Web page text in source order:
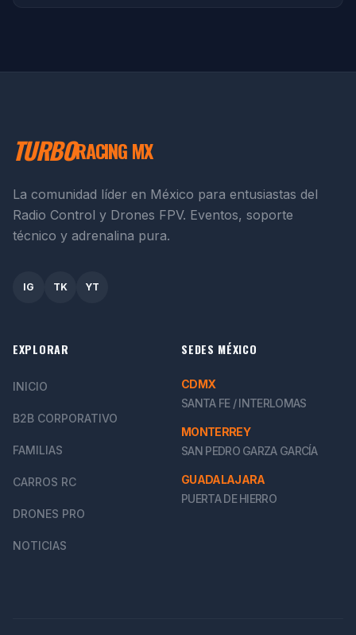
TURBORACING MX
La comunidad líder en México para entusiastas del
Radio Control y Drones FPV. Eventos, soporte
técnico y adrenalina pura.
IG TK YT
EXPLORAR
INICIO
B2B CORPORATIVO
FAMILIAS
CARROS RC
DRONES PRO
NOTICIAS
SEDES MÉXICO
CDMX
SANTA FE / INTERLOMAS
MONTERREY
SAN PEDRO GARZA GARCÍA
GUADALAJARA
PUERTA DE HIERRO